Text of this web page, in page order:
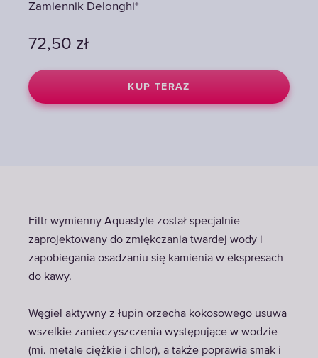
Zamiennik Delonghi*
72,50 zł
KUP TERAZ
Zamiennik Delonghi*
72,50 zł
KUP TERAZ
Zamiennik Delonghi*
72,50 zł
KUP TERAZ
Filtr wymienny Aquastyle został specjalnie
zaprojektowany do zmiękczania twardej wody i
zapobiegania osadzaniu się kamienia w ekspresach
do kawy.
Węgiel aktywny z łupin orzecha kokosowego usuwa
wszelkie zanieczyszczenia występujące w wodzie
(mi. metale ciężkie i chlor), a także poprawia smak i